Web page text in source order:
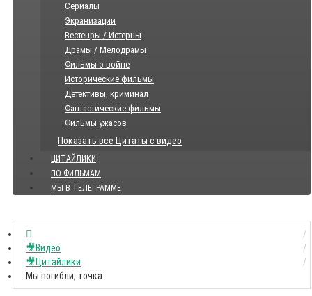
Сериалы
Экранизации
Вестенры / Истерны
Драмы / Мелодрамы
Фильмы о войне
Исторические фильмы
Детективы, криминал
Фантастические фильмы
Фильмы ужасов
Показать все Цитаты с видео
ЦИТАЙЛИКИ
ПО ФИЛЬМАМ
МЫ В ТЕЛЕГРАММЕ
🎥Видео
🎥Цитайлики
Мы погибли, точка